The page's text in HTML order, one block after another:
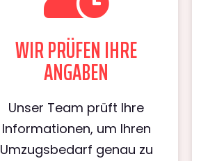
WIR PRÜFEN IHRE
ANGABEN
Unser Team prüft Ihre
Informationen, um Ihren
Umzugsbedarf genau zu